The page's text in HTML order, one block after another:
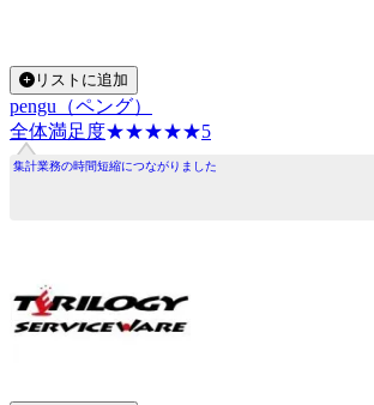
リストに追加
pengu（ペング）
全体満足度☆☆☆☆☆
★★★★★5
集計業務の時間短縮につながりました